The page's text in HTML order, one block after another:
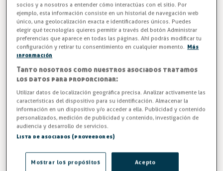
Cucharas para Café COMAS
Mazo de 6 cucharas de café para hostelería NICE 3 mm de
COMAS. Diseño elegante, resistente y funcional en acero
inoxidable. Ideal para cafeterías, restaurantes y hoteles.
Acero inoxidable, resistente y elegante. Ideal para
cafeterías, restaurantes y hoteles.
ENTREGA ENTRE 3/5 DÍAS
6,04 €
IVA excl. 4,99€
socios y a nosotros a entender cómo interactúas con el sitio. Por
ejemplo, esta información consiste en un historial de navegación web
único, una geolocalización exacta e identificadores únicos. Puedes
elegir qué tecnologías quieres permitir a través del botón Administrar
preferencias que aparece en todas las páginas. Ahí podrás modificar tu
configuración y retirar tu consentimiento en cualquier momento.
Más
información
Tanto nosotros como nuestros asociados tratamos
los datos para proporcionar:
Utilizar datos de localización geográfica precisa. Analizar activamente las
características del dispositivo para su identificación. Almacenar la
información en un dispositivo y/o acceder a ella. Publicidad y contenido
personalizados, medición de publicidad y contenido, investigación de
audiencia y desarrollo de servicios.
Lista de asociados (proveedores)
Acepto
Mostrar los propósitos